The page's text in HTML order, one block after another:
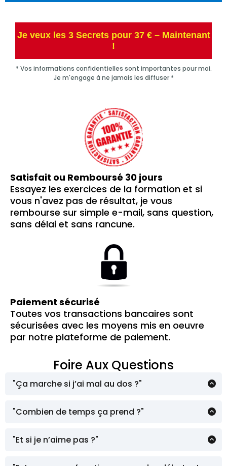
Je veux les 3 Secrets pour 37 € – Maintenant
!
* Vos informations confidentielles sont importantes pour moi.
Je m'engage à ne jamais les diffuser *
Satisfait ou Remboursé 30 jours
Essayez les exercices de la formation et si
vous n'avez pas de résultat, je vous
rembourse sur simple e-mail, sans question,
sans délai et sans rancune.
Paiement sécurisé
Toutes vos transactions bancaires sont
sécurisées avec les moyens mis en oeuvre
par notre plateforme de paiement.
Foire Aux Questions
"Ça marche si j’ai mal au dos ?"
pro de golf et sont parfaitement adaptées
"Combien de temps ça prend ?"
vidéo vous apportera des résultats
immédiats.
"Et si je n’aime pas ?"